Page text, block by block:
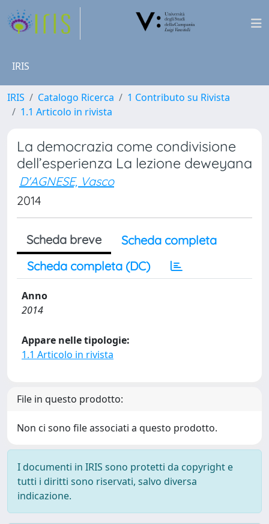
IRIS
IRIS Catalogo Ricerca
1 Contributo su Rivista
1.1 Articolo in rivista
La democrazia come condivisione
dell’esperienza La lezione deweyana
D'AGNESE, Vasco
2014
Scheda breve
Scheda completa
Scheda completa (DC)
Anno
2014
Appare nelle tipologie:
1.1 Articolo in rivista
File in questo prodotto:
Non ci sono file associati a questo prodotto.
I documenti in IRIS sono protetti da copyright e
tutti i diritti sono riservati, salvo diversa
indicazione.